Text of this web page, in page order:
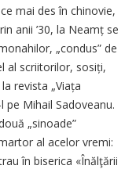
mai des în chinovie,
anii ’30, la Neamț se
„condus” de
al scriitorilor, sosiți,
revista „Viața
pe Mihail Sadoveanu.
„sinoade”
al acelor vremi:
în biserica «Înălţării